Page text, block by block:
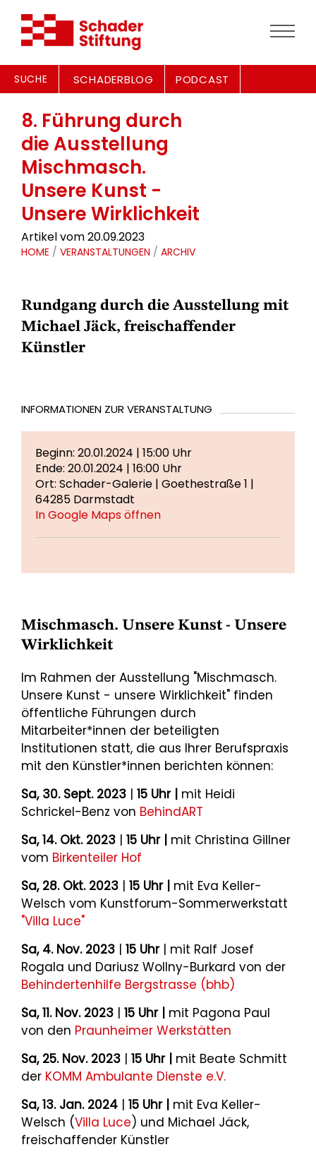
SUCHE SCHADERBLOG PODCAST
8. Führung durch
die Ausstellung
Mischmasch.
Unsere Kunst -
Unsere Wirklichkeit
Artikel vom 20.09.2023
HOME / VERANSTALTUNGEN / ARCHIV
Rundgang durch die Ausstellung mit
Michael Jäck, freischaffender
Künstler
INFORMATIONEN ZUR VERANSTALTUNG
Beginn: 20.01.2024 | 15:00 Uhr
Ende: 20.01.2024 | 16:00 Uhr
Ort: Schader-Galerie | Goethestraße 1 |
64285 Darmstadt
In Google Maps öffnen
Mischmasch. Unsere Kunst - Unsere
Wirklichkeit
Im Rahmen der Ausstellung "Mischmasch.
Unsere Kunst - unsere Wirklichkeit" finden
öffentliche Führungen durch
Mitarbeiter*innen der beteiligten
Institutionen statt, die aus Ihrer Berufspraxis
mit den Künstler*innen berichten können:
Sa, 30. Sept. 2023 | 15 Uhr | mit Heidi
Schrickel-Benz von BehindART
Sa, 14. Okt. 2023 | 15 Uhr | mit Christina Gillner
vom Birkenteiler Hof
Sa, 28. Okt. 2023 | 15 Uhr | mit Eva Keller-
Welsch vom Kunstforum-Sommerwerkstatt
"Villa Luce"
Sa, 4. Nov. 2023 | 15 Uhr| mit Ralf Josef
Rogala und Dariusz Wollny-Burkard von der
Behindertenhilfe Bergstrasse (bhb)
Sa, 11. Nov. 2023 | 15 Uhr | mit Pagona Paul
von den Praunheimer Werkstätten
Sa, 25. Nov. 2023 | 15 Uhr | mit Beate Schmitt
der KOMM Ambulante Dienste e.V.
Sa, 13. Jan. 2024 | 15 Uhr | mit Eva Keller-
Welsch (Villa Luce) und Michael Jäck,
freischaffender Künstler